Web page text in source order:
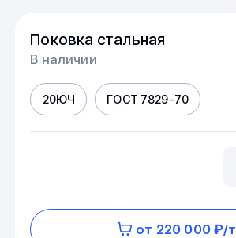
Поковка стальная
В наличии
20ЮЧ ГОСТ 7829-70
от 220 000 ₽/т